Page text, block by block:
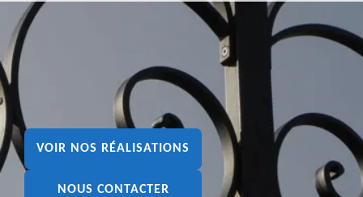
VOIR NOS RÉALISATIONS
NOUS CONTACTER